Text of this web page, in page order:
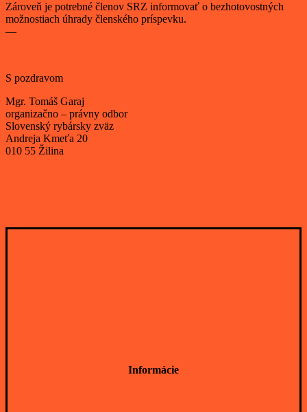
Zároveň je potrebné členov SRZ informovať o bezhotovostných
možnostiach úhrady členského príspevku.
—
S pozdravom
Mgr. Tomáš Garaj
organizačno – právny odbor
Slovenský rybársky zväz
Andreja Kmeťa 20
010 55 Žilina
Informácie